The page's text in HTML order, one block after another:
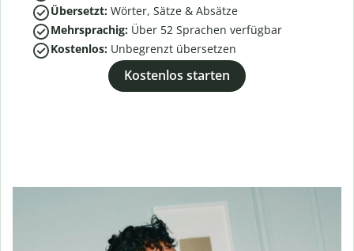
Übersetzt: Wörter, Sätze & Absätze
Mehrsprachig: Über 52 Sprachen verfügbar
Kostenlos: Unbegrenzt übersetzen
Kostenlos starten